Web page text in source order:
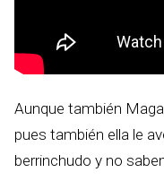
Aunque también
pues también ella le
berrinchudo y no